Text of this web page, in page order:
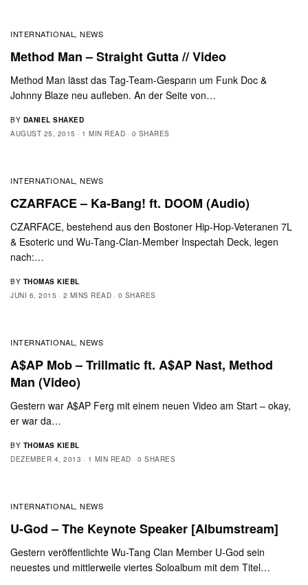
INTERNATIONAL ,NEWS
Method Man – Straight Gutta // Video
Method Man lässt das Tag-Team-Gespann um Funk Doc &
Johnny Blaze neu aufleben. An der Seite von…
BY DANIEL SHAKED
AUGUST 25, 2015
1 MIN READ 0 SHARES
INTERNATIONAL ,NEWS
CZARFACE – Ka-Bang! ft. DOOM (Audio)
CZARFACE, bestehend aus den Bostoner Hip-Hop-Veteranen 7L
& Esoteric und Wu-Tang-Clan-Member Inspectah Deck, legen
nach:…
BY THOMAS KIEBL
JUNI 6, 2015
2 MINS READ 0 SHARES
INTERNATIONAL ,NEWS
A$AP Mob – Trillmatic ft. A$AP Nast, Method
Man (Video)
Gestern war A$AP Ferg mit einem neuen Video am Start – okay,
er war da…
BY THOMAS KIEBL
DEZEMBER 4, 2013
1 MIN READ 0 SHARES
INTERNATIONAL ,NEWS
U-God – The Keynote Speaker [Albumstream]
Gestern veröffentlichte Wu-Tang Clan Member U-God sein
neuestes und mittlerweile viertes Soloalbum mit dem Titel…